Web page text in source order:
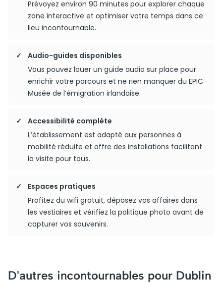
Prévoyez environ 90 minutes pour explorer chaque
zone interactive et optimiser votre temps dans ce
lieu incontournable.
Audio-guides disponibles
Vous pouvez louer un guide audio sur place pour
enrichir votre parcours et ne rien manquer du EPIC
Musée de l’émigration irlandaise.
Accessibilité complète
L’établissement est adapté aux personnes à
mobilité réduite et offre des installations facilitant
la visite pour tous.
Espaces pratiques
Profitez du wifi gratuit, déposez vos affaires dans
les vestiaires et vérifiez la politique photo avant de
capturer vos souvenirs.
D'autres incontournables pour Dublin